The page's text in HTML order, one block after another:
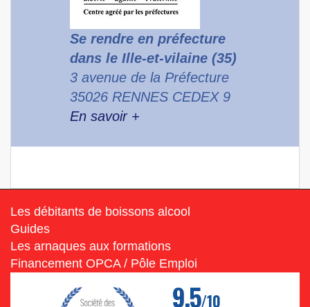
Se rendre en préfecture
dans le Ille-et-vilaine (35)
3 avenue de la Préfecture
35026 RENNES CEDEX 9
En savoir +
Les débitants de boissons alcool
Guides
Les arnaques aux formations
Financement OPCA / Pôle Emploi